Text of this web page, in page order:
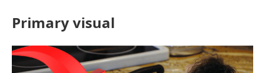
Primary visual